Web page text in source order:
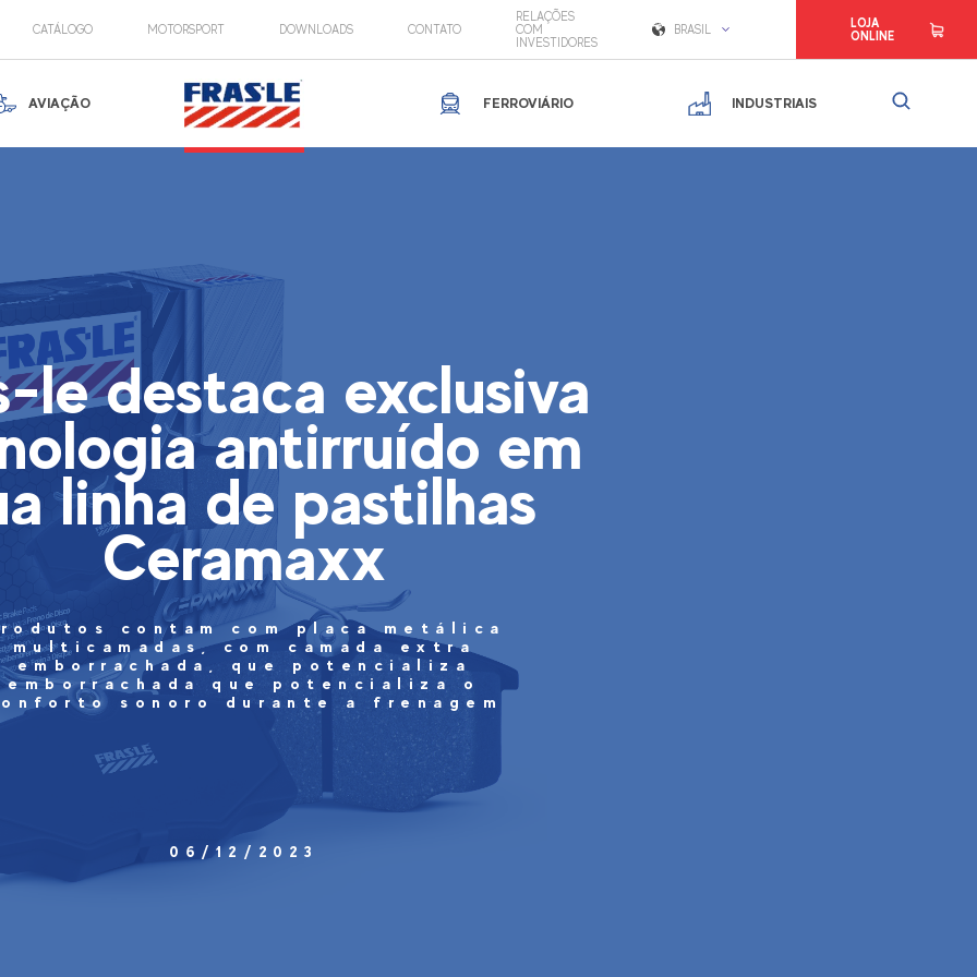
CATÁLOGO MOTORSPORT DOWNLOADS CONTATO
RELAÇÕES
COM
INVESTIDORES
BRASIL
LOJA
ONLINE
AVIAÇÃO FERROVIÁRIO INDUSTRIAIS
le destaca exclusiva
antirruído em
linha de pastilhas
Ceramaxx
contam com placa metálica
multicamadas, com camada extra
emborrachada, que potencializa
emborrachada que potencializa o
sonoro durante a frenagem
06/12/2023